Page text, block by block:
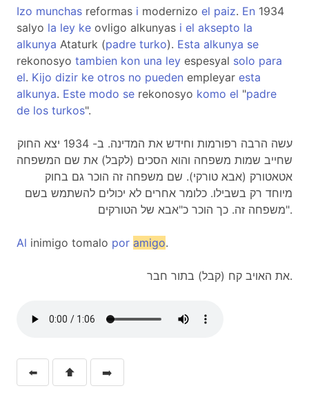
Izo munchas reformas i modernizo el paiz. En 1934
salyo la ley ke ovligo alkunyas i el aksepto la
alkunya Ataturk (padre turko). Esta alkunya se
rekonosyo tambien kon una ley espesyal solo para
el. Kijo dizir ke otros no pueden empleyar esta
alkunya. Este modo se rekonosyo komo el "padre
de los turkos".
עשה הרבה רפורמות וחידש את המדינה. ב- 1934 יצא החוק
שחייב שמות משפחה והוא הסכים (לקבל) את שם המשפחה
אטאטורק (אבא טורקי). שם משפחה זה הוכר גם בחוק
מיוחד רק בשבילו. כלומר אחרים לא יכולים להשתמש בשם
משפחה זה. כך הוכר כ"אבא של הטורקים".
Al inimigo tomalo por amigo.
את האויב קח (קבל) בתור חבר.
⬅️ ⬆️ ➡️